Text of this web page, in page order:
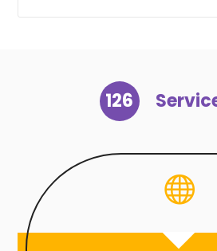
126
